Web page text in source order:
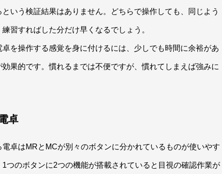
いう検証結果はありません。どちらで操作しても、同じよう
習すればした分だけ早くなるでしょう。
を操作する感覚を身に付けるには、少しでも時間に余裕があ
果的です。慣れるまでは不便ですが、慣れてしまえば強みに
卓
卓はMRとMCが別々のボタンに分かれているものが使いやす
つのボタンに2つの機能が搭載されていると目視の確認作業が